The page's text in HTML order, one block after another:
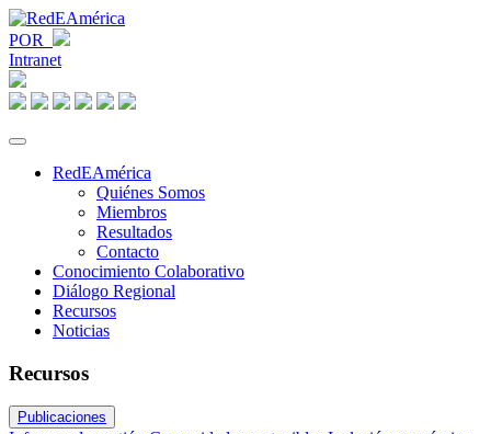
POR
Intranet
RedEAmérica
Quiénes Somos
Miembros
Resultados
Contacto
Conocimiento Colaborativo
Diálogo Regional
Recursos
Noticias
Recursos
Publicaciones